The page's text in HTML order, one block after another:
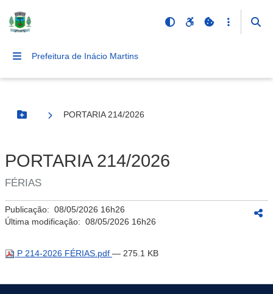
Prefeitura de Inácio Martins
Botão Menu
PORTARIA 214/2026
PORTARIA 214/2026
FÉRIAS
Publicação: 08/05/2026 16h26
Última modificação: 08/05/2026 16h26
P 214-2026 FÉRIAS.pdf — 275.1 KB